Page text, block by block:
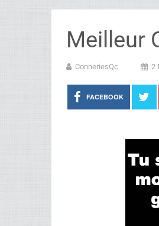
Meilleur
ConneriesQc 2
FACEBOOK